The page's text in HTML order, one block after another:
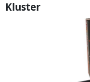
Kluster